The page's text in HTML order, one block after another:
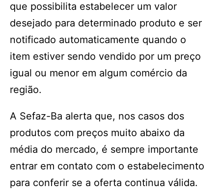
que possibilita estabelecer um valor
desejado para determinado produto e ser
notificado automaticamente quando o
item estiver sendo vendido por um preço
igual ou menor em algum comércio da
região.
A Sefaz-Ba alerta que, nos casos dos
produtos com preços muito abaixo da
média do mercado, é sempre importante
entrar em contato com o estabelecimento
para conferir se a oferta continua válida.